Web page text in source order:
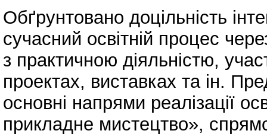
Обґрунтовано доцільність
сучасний освітній процес
з практичною діяльністю,
проектах, виставках та ін.
основні напрями реалізації
прикладне мистецтво»,